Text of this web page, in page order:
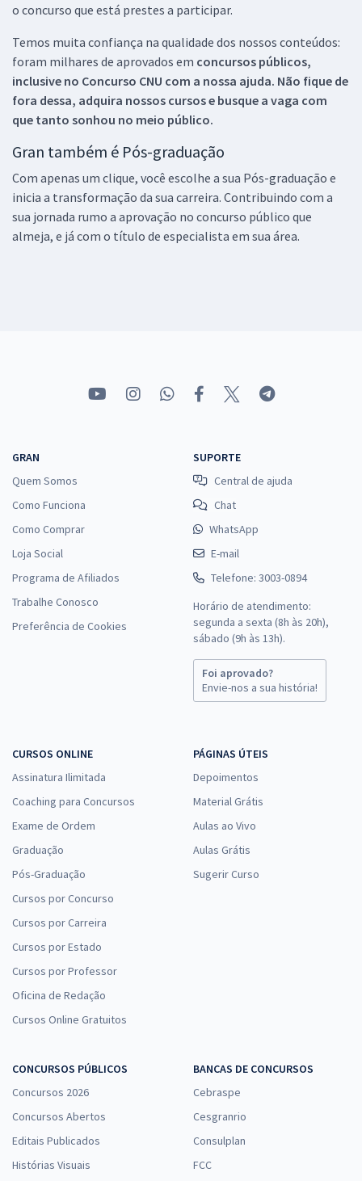
o concurso que está prestes a participar.
Temos muita confiança na qualidade dos nossos conteúdos:
foram milhares de aprovados em concursos públicos,
inclusive no Concurso CNU com a nossa ajuda. Não fique de
fora dessa, adquira nossos cursos e busque a vaga com
que tanto sonhou no meio público.
Gran também é Pós-graduação
Com apenas um clique, você escolhe a sua Pós-graduação e
inicia a transformação da sua carreira. Contribuindo com a
sua jornada rumo a aprovação no concurso público que
almeja, e já com o título de especialista em sua área.
GRAN
Quem Somos
Como Funciona
Como Comprar
Loja Social
Programa de Afiliados
Trabalhe Conosco
Preferência de Cookies
SUPORTE
Central de ajuda
Chat
WhatsApp
E-mail
Telefone: 3003-0894
Horário de atendimento:
segunda a sexta (8h às 20h),
sábado (9h às 13h).
Foi aprovado?
Envie-nos a sua história!
CURSOS ONLINE
Assinatura Ilimitada
Coaching para Concursos
Exame de Ordem
Graduação
Pós-Graduação
Cursos por Concurso
Cursos por Carreira
Cursos por Estado
Cursos por Professor
Oficina de Redação
Cursos Online Gratuitos
PÁGINAS ÚTEIS
Depoimentos
Material Grátis
Aulas ao Vivo
Aulas Grátis
Sugerir Curso
CONCURSOS PÚBLICOS
Concursos 2026
Concursos Abertos
Editais Publicados
Histórias Visuais
BANCAS DE CONCURSOS
Cebraspe
Cesgranrio
Consulplan
FCC